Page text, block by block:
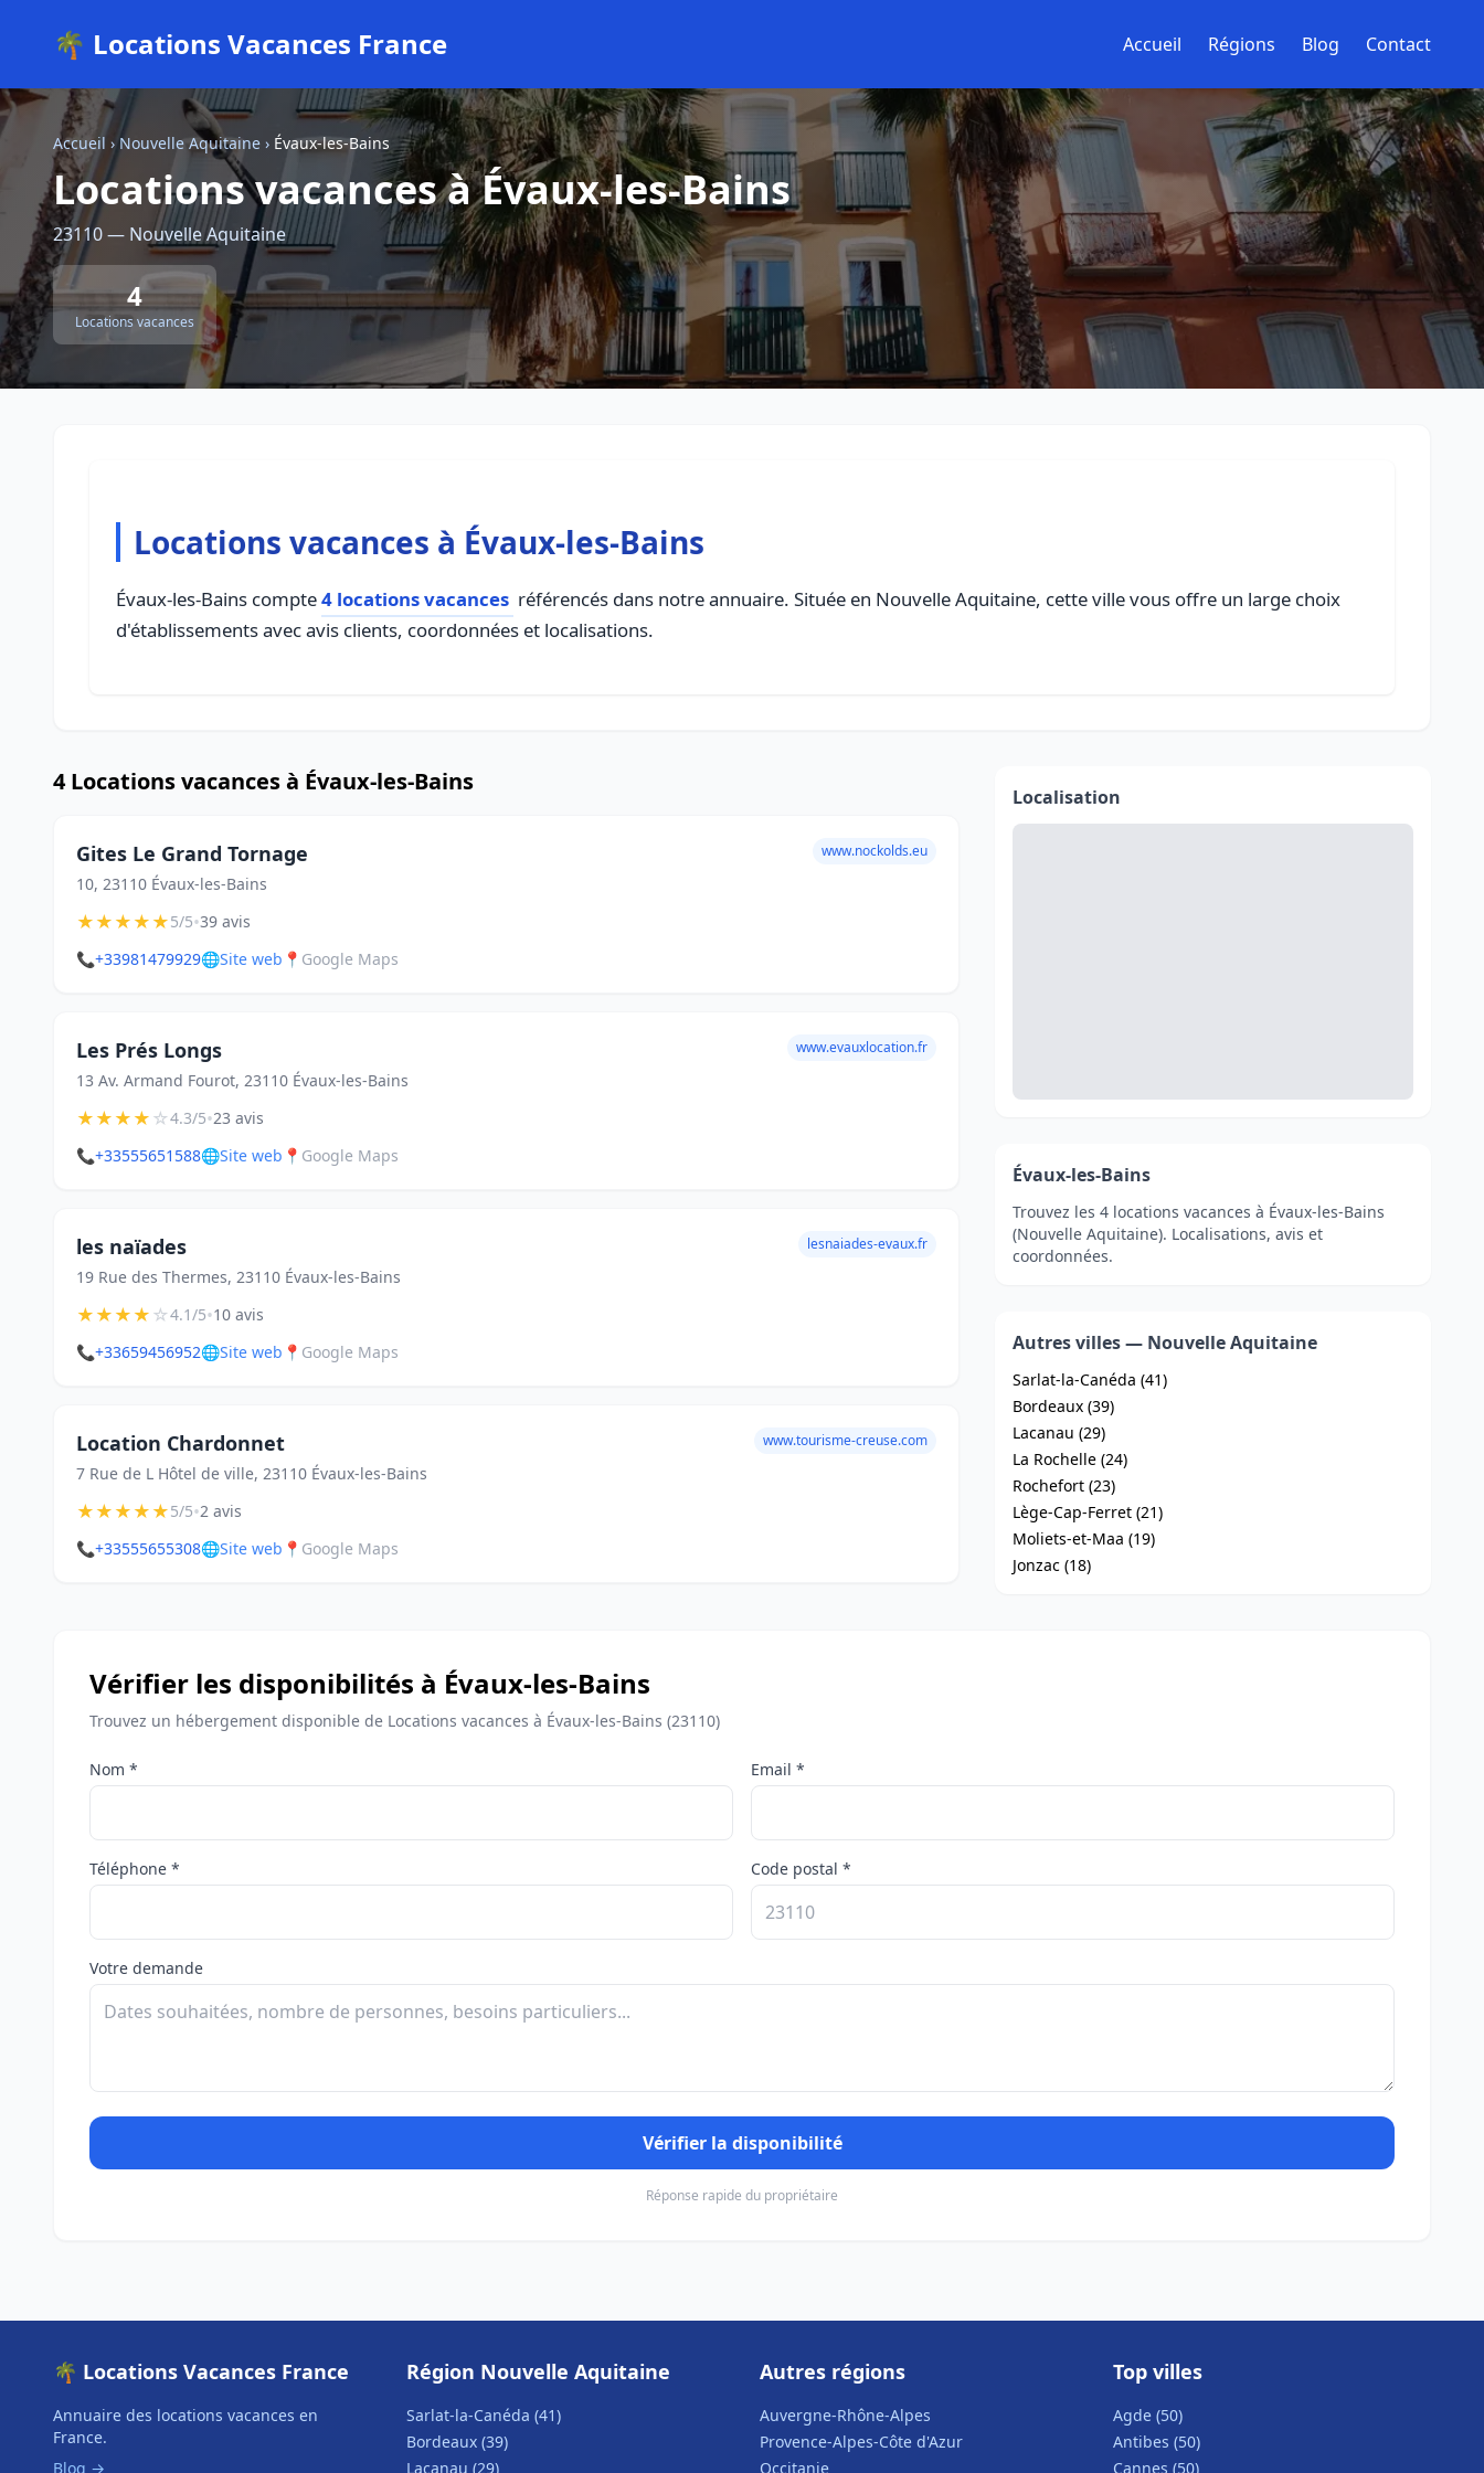
🌴 Locations Vacances France Accueil Régions Blog Contact
Accueil › Nouvelle Aquitaine › Évaux-les-Bains
Locations vacances à Évaux-les-Bains
23110 — Nouvelle Aquitaine
4
Locations vacances
Locations vacances à Évaux-les-Bains
Évaux-les-Bains compte4 locations vacances référencés dans notre annuaire. Située en Nouvelle Aquitaine, cette ville vous offre un large choix
d'établissements avec avis clients, coordonnées et localisations.
4 Locations vacances à Évaux-les-Bains
Gites Le Grand Tornage
10, 23110 Évaux-les-Bains
www.nockolds.eu
★★★★★5/5•39 avis
📞+33981479929🌐Site web 📍 Google Maps
Les Prés Longs
13 Av. Armand Fourot, 23110 Évaux-les-Bains
www.evauxlocation.fr
★★★★☆4.3/5•23 avis
📞+33555651588🌐Site web 📍 Google Maps
les naïades
19 Rue des Thermes, 23110 Évaux-les-Bains
lesnaiades-evaux.fr
★★★★☆4.1/5•10 avis
📞+33659456952🌐Site web 📍 Google Maps
Location Chardonnet
7 Rue de L Hôtel de ville, 23110 Évaux-les-Bains
www.tourisme-creuse.com
★★★★★5/5•2 avis
📞+33555655308🌐Site web 📍 Google Maps
Localisation
Évaux-les-Bains
Trouvez les 4 locations vacances à Évaux-les-Bains
(Nouvelle Aquitaine). Localisations, avis et
coordonnées.
Autres villes — Nouvelle Aquitaine
Sarlat-la-Canéda (41)
Bordeaux (39)
Lacanau (29)
La Rochelle (24)
Rochefort (23)
Lège-Cap-Ferret (21)
Moliets-et-Maa (19)
Jonzac (18)
Vérifier les disponibilités à Évaux-les-Bains
Trouvez un hébergement disponible de Locations vacances à Évaux-les-Bains (23110)
Nom * Email *
Téléphone * Code postal *
Votre demande
Vérifier la disponibilité
Réponse rapide du propriétaire
🌴 Locations Vacances France
Annuaire des locations vacances en
France.
Blog →
Région Nouvelle Aquitaine
Sarlat-la-Canéda (41)
Bordeaux (39)
Lacanau (29)
Autres régions
Auvergne-Rhône-Alpes
Provence-Alpes-Côte d'Azur
Occitanie
Top villes
Agde (50)
Antibes (50)
Cannes (50)